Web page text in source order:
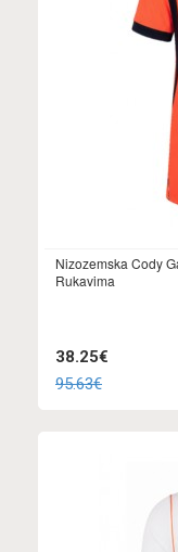
Nizozemska Cody
Rukavima
38.25€
95.63€